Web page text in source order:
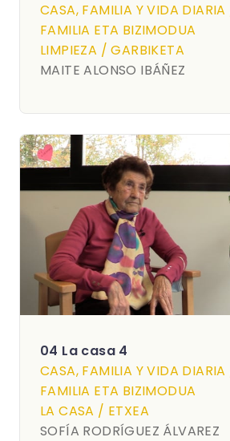
CASA, FAMILIA Y VIDA
FAMILIA ETA BIZIMODUA
LIMPIEZA / GARBIKETA
MAITE ALONSO IBÁÑEZ
04 La casa 4
CASA, FAMILIA Y VIDA
FAMILIA ETA BIZIMODUA
LA CASA / ETXEA
SOFÍA RODRÍGUEZ ÁLVAREZ